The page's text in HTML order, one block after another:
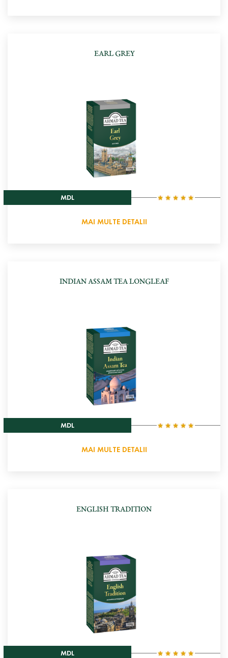
EARL GREY
MDL
MAI MULTE DETALII
INDIAN ASSAM TEA LONGLEAF
MDL
MAI MULTE DETALII
ENGLISH TRADITION
MDL